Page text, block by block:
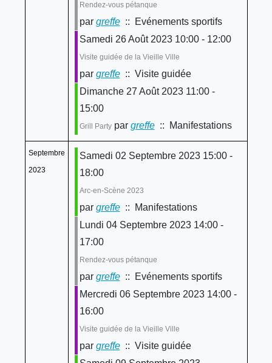
Rendez-vous pétanque
par greffe:: Evénements sportifs
Samedi 26 Août 2023 10:00 - 12:00
Visite guidée de la Vieille Ville
par greffe:: Visite guidée
Dimanche 27 Août 2023 11:00 -
15:00
Grill Partypar greffe:: Manifestations
Septembre
2023
Samedi 02 Septembre 2023 15:00 -
18:00
Arc-en-Scène 2023
par greffe:: Manifestations
Lundi 04 Septembre 2023 14:00 -
17:00
Rendez-vous pétanque
par greffe:: Evénements sportifs
Mercredi 06 Septembre 2023 14:00 -
16:00
Visite guidée de la Vieille Ville
par greffe:: Visite guidée